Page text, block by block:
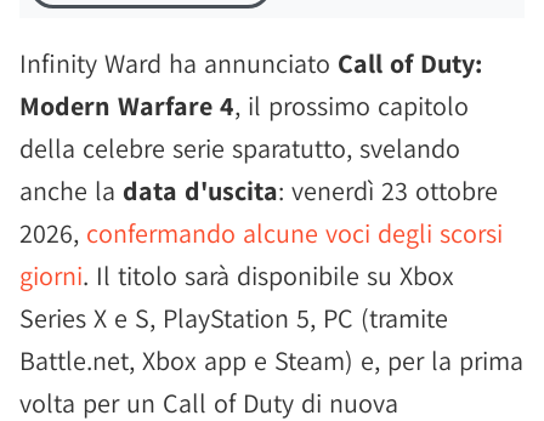
Infinity Ward ha annunciato Call of Duty:
Modern Warfare 4, il prossimo capitolo
della celebre serie sparatutto, svelando
anche la data d'uscita: venerdì 23 ottobre
2026, confermando alcune voci degli scorsi
giorni. Il titolo sarà disponibile su Xbox
Series X e S, PlayStation 5, PC (tramite
Battle.net, Xbox app e Steam) e, per la prima
volta per un Call of Duty di nuova